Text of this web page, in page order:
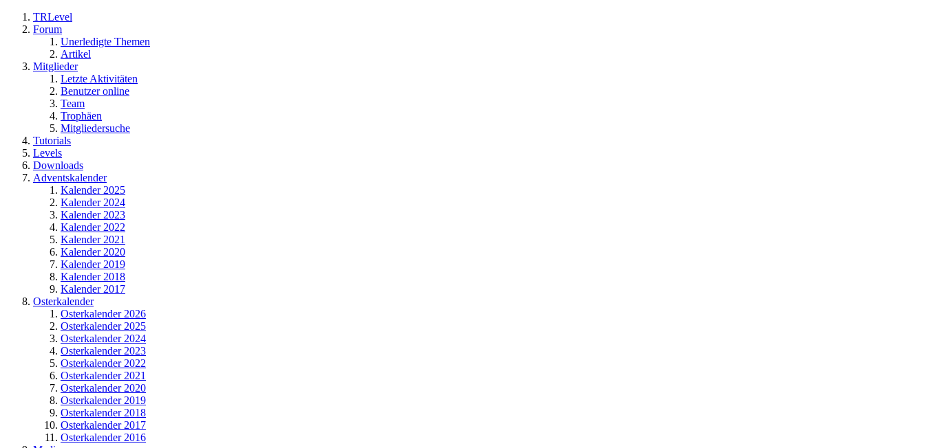
TRLevel
Forum
Unerledigte Themen
Artikel
Mitglieder
Letzte Aktivitäten
Benutzer online
Team
Trophäen
Mitgliedersuche
Tutorials
Levels
Downloads
Adventskalender
Kalender 2025
Kalender 2024
Kalender 2023
Kalender 2022
Kalender 2021
Kalender 2020
Kalender 2019
Kalender 2018
Kalender 2017
Osterkalender
Osterkalender 2026
Osterkalender 2025
Osterkalender 2024
Osterkalender 2023
Osterkalender 2022
Osterkalender 2021
Osterkalender 2020
Osterkalender 2019
Osterkalender 2018
Osterkalender 2017
Osterkalender 2016